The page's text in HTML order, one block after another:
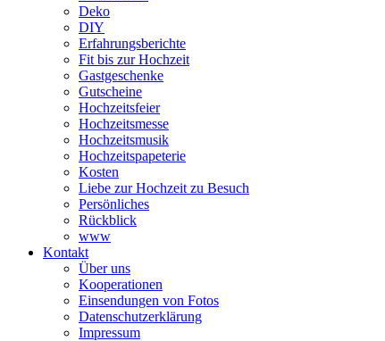
Deko
DIY
Erfahrungsberichte
Fit bis zur Hochzeit
Gastgeschenke
Gutscheine
Hochzeitsfeier
Hochzeitsmesse
Hochzeitsmusik
Hochzeitspapeterie
Kosten
Liebe zur Hochzeit zu Besuch
Persönliches
Rückblick
www
Kontakt
Über uns
Kooperationen
Einsendungen von Fotos
Datenschutzerklärung
Impressum